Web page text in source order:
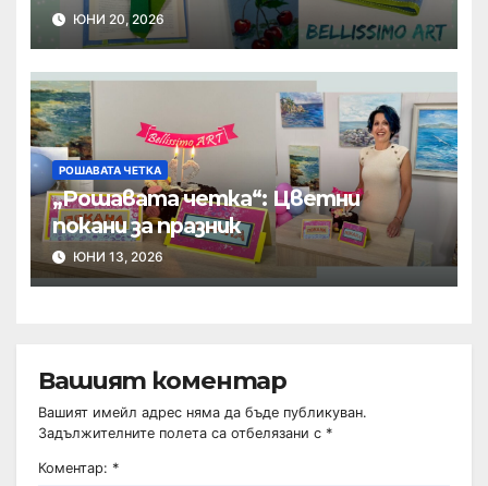
ЮНИ 20, 2026
РОШАВАТА ЧЕТКА
„Рошавата четка“: Цветни
покани за празник
ЮНИ 13, 2026
Вашият коментар
Вашият имейл адрес няма да бъде публикуван.
Задължителните полета са отбелязани с *
Коментар: *